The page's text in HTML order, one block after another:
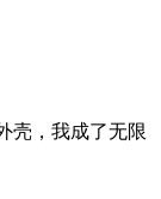
壳，我成了无限